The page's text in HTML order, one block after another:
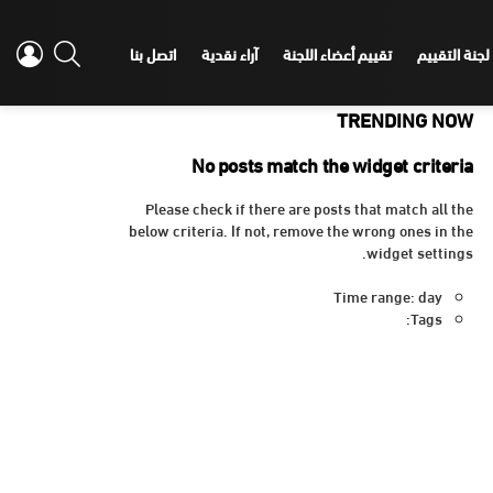
التقييم تقييم أعضاء اللجنة آراء نقدية اتصل بنا SEARCH
TRENDING NOW
No posts match the widget criteria
Please check if there are posts that match all the
below criteria. If not, remove the wrong ones in the
widget settings.
Time range: day
Tags: